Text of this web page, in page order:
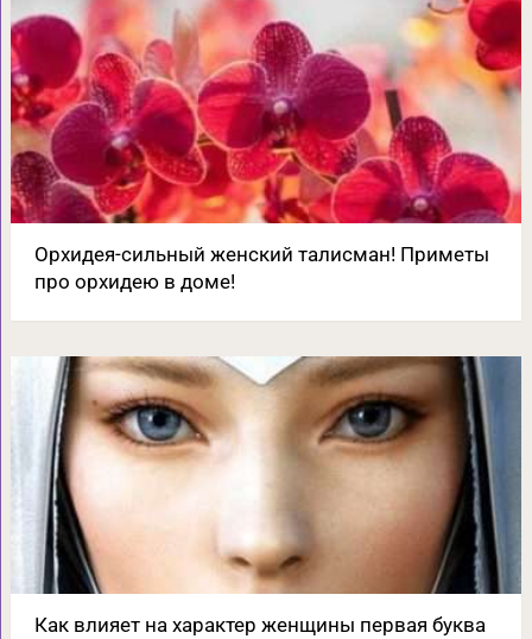
Орхидея-сильный женский талисман! Приметы
про орхидею в доме!
Как влияет на характер женщины первая буква